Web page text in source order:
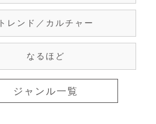
トレンド／カルチャー
なるほど
ジャンル一覧